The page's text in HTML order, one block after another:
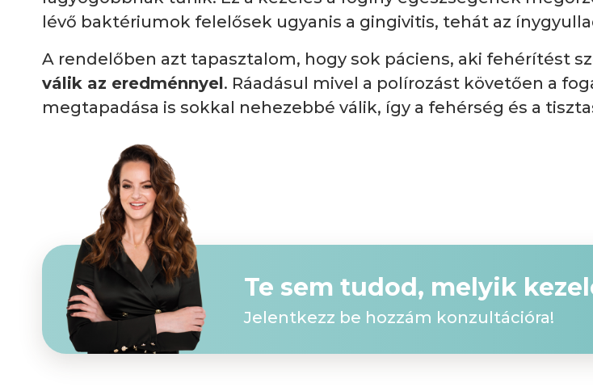
lévő baktériumok felelősek ugyanis a gingivitis, tehát az
A rendelőben azt tapasztalom, hogy sok páciens, aki fehérítést
válik az eredménnyel. Ráadásul mivel a polírozást követően a
megtapadása is sokkal nehezebbé válik, így a fehérség és a
Te sem tudod, melyik
Jelentkezz be hozzám konzultációra!